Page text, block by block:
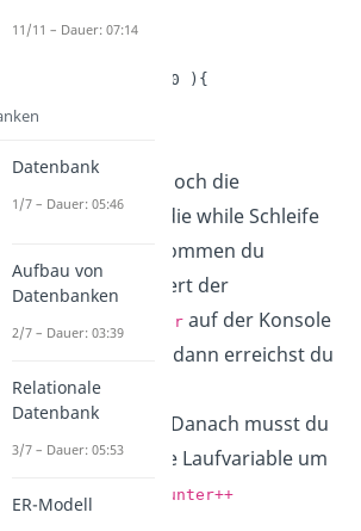
counter <= 10 ){
//Anweisungen
Jetzt fehlen dir nur noch die
Anweisungen,was die while Schleife
machen soll. Angenommen du
möchtest dir den Wert der
counterauf der Konsole
ausgegeben lassen, dann erreichst du
das mit dem
. Danach musst du
dann nur noch deine Laufvariable um
eins erhöhen mit
counter++
11/11 – Dauer: 07:14
Datenbank
1/7 – Dauer: 05:46
Aufbau von
Datenbanken
2/7 – Dauer: 03:39
Relationale
Datenbank
3/7 – Dauer: 05:53
ER-Modell